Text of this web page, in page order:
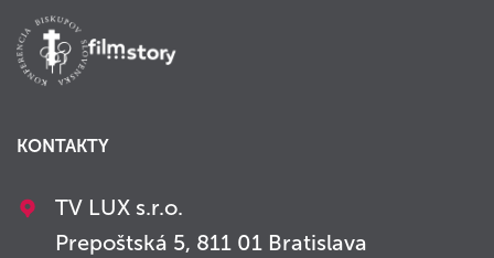
KONTAKTY
TV LUX s.r.o.
Prepoštská 5, 811 01 Bratislava